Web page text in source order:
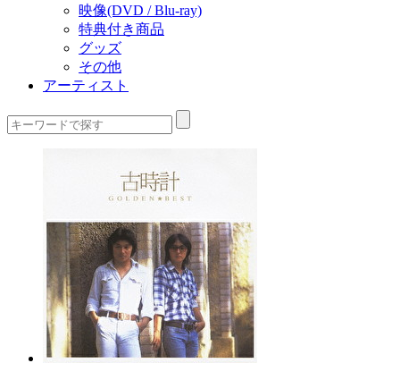
映像(DVD / Blu-ray)
特典付き商品
グッズ
その他
アーティスト